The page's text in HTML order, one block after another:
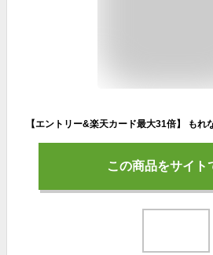
この商品をサイト